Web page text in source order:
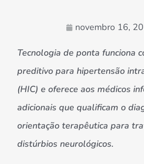
novembro 16,
Tecnologia de ponta funciona
preditivo para hipertensão
(HIC) e oferece aos médicos
adicionais que qualificam o
orientação terapêutica para
distúrbios neurológicos.